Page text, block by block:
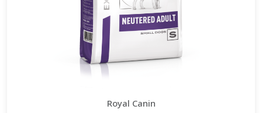
Royal Canin